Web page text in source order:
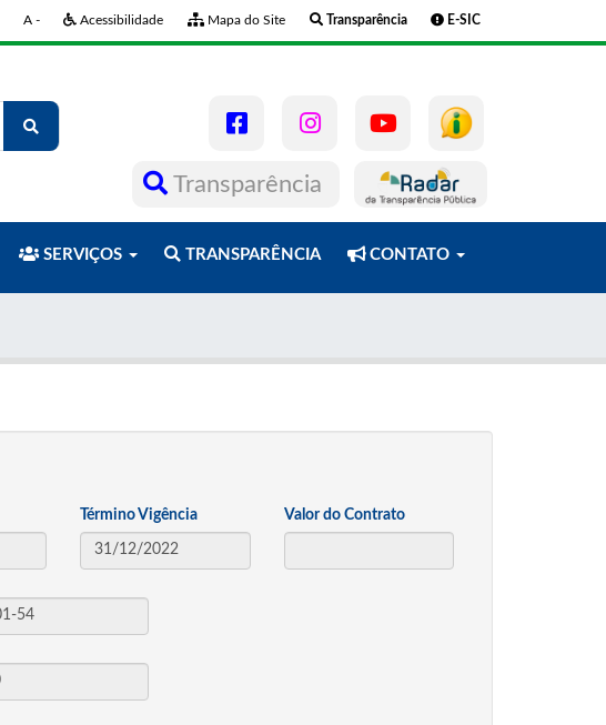
A - Acessibilidade Mapa do Site Transparência E-SIC
Transparência
SERVIÇOS TRANSPARÊNCIA CONTATO
Término Vigência Valor do Contrato